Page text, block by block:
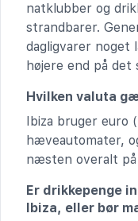
natklubber og
strandbarer.
dagligvarer noget
højere end på det
Hvilken valuta
Ibiza bruger euro
hæveautomater,
næsten overalt på
Er drikkepenge
Ibiza, eller bør